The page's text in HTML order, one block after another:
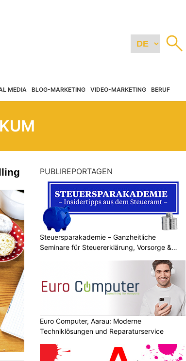
MEDIA BLOG-MARKETING VIDEO-MARKETING BERUF
PUBLIREPORTAGEN
Steuersparakademie – Ganzheitliche
Seminare für Steuererklärung, Vorsorge &
Euro Computer, Aarau: Moderne
Techniklösungen und Reparaturservice